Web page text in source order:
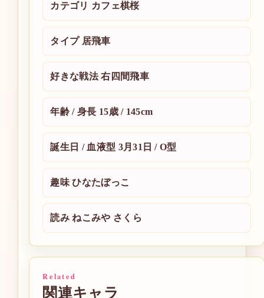
カテゴリ カフェ棋桜
タイプ 居飛車
好きな戦法 右四間飛車
年齢 / 身長 15歳 / 145cm
誕生日 / 血液型 3月31日 / O型
趣味 ひなたぼっこ
読み ねこみや さくら
Related
関連キャラ